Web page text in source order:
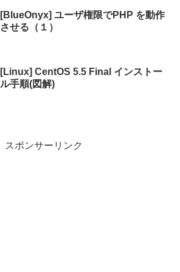
[BlueOnyx] ユーザ権限でPHP を動作
させる（１）
[Linux] CentOS 5.5 Final インストー
ル手順(図解)
スポンサーリンク